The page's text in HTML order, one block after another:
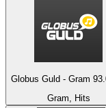
Globus Guld - Gram
Gram, Hits